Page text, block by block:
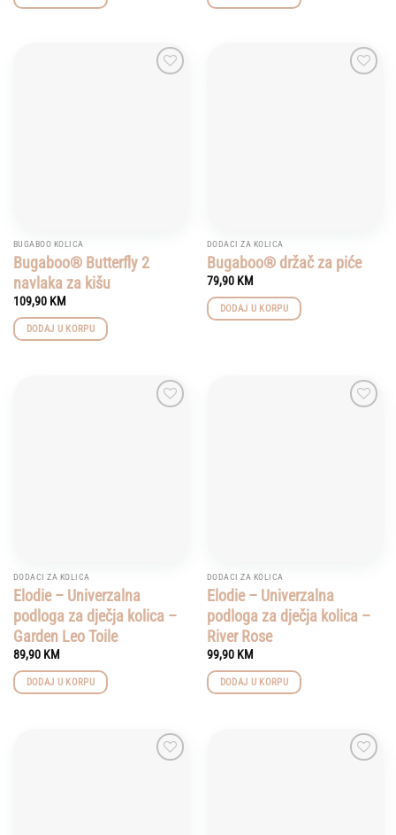
BUGABOO KOLICA
Bugaboo® Butterfly 2
navlaka za kišu
109,90 KM
DODAJ U KORPU
DODACI ZA KOLICA
Bugaboo® držač za piće
79,90 KM
DODAJ U KORPU
DODACI ZA KOLICA
Elodie – Univerzalna
podloga za dječja kolica –
Garden Leo Toile
89,90 KM
DODAJ U KORPU
DODACI ZA KOLICA
Elodie – Univerzalna
podloga za dječja kolica –
River Rose
99,90 KM
DODAJ U KORPU